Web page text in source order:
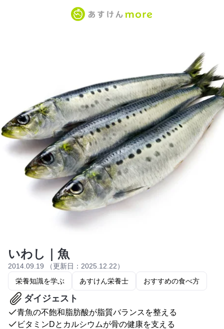
いわし｜魚
2014.09.19 （更新日：2025.12.22）
栄養知識を学ぶ
あすけん栄養士 おすすめの食べ方
ダイジェスト
青魚の不飽和脂肪酸が脂質バランスを整える
ビタミンDとカルシウムが骨の健康を支える